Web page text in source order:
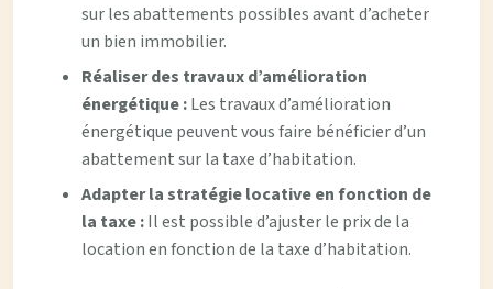
sur les abattements possibles avant d’acheter
un bien immobilier.
Réaliser des travaux d’amélioration
énergétique :Les travaux d’amélioration
énergétique peuvent vous faire bénéficier d’un
abattement sur la taxe d’habitation.
Adapter la stratégie locative en fonction de
la taxe :Il est possible d’ajuster le prix de la
location en fonction de la taxe d’habitation.